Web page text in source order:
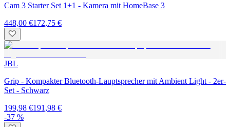
Cam 3 Starter Set 1+1 - Kamera mit HomeBase 3
448,00 €172,75 €
JBL
Grip - Kompakter Bluetooth-Lauptsprecher mit Ambient Light - 2er-
Set - Schwarz
199,98 €191,98 €
-37 %